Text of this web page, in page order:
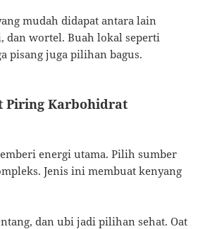
mudah didapat antara lain
dan wortel. Buah lokal seperti
pisang juga pilihan bagus.
Piring Karbohidrat
energi utama. Pilih sumber
Jenis ini membuat kenyang
dan ubi jadi pilihan sehat. Oat